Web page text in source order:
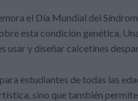
el Día Mundial del
esta condición genética.
usar y diseñar calcetines
estudiantes de todas las
sino que también